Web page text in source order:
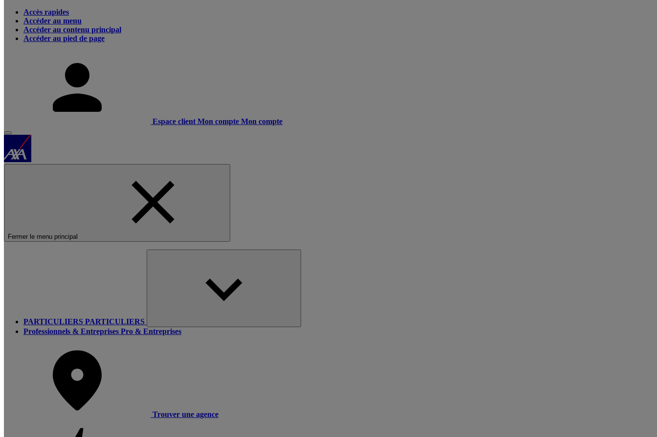
Accès rapides
Accéder au menu
Accéder au contenu principal
Accéder au pied de page
Espace client Mon compte Mon compte
Fermer le menu principal
PARTICULIERS PARTICULIERS
Professionnels & Entreprises Pro & Entreprises
Trouver une agence